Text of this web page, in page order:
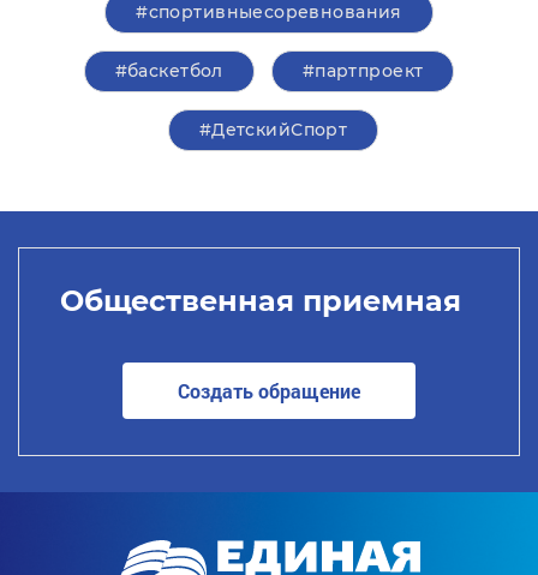
#спортивныесоревнования
#баскетбол #партпроект
#ДетскийСпорт
Общественная приемная
Создать обращение